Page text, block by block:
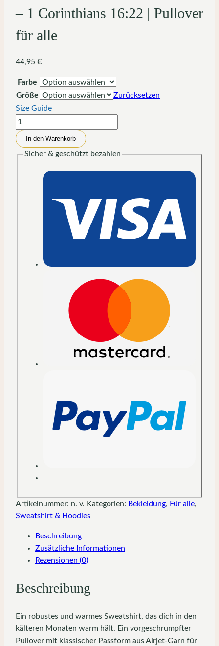
– 1 Corinthians 16:22 | Pullover
für alle
44,95 €
Farbe
Größe
Zurücksetzen
Size Guide
Maranatha
The
King
is
In den Warenkorb
Sicher & geschützt bezahlen
Artikelnummer: n. v. Kategorien: Bekleidung, Für alle,
Sweatshirt & Hoodies
Beschreibung
Zusätzliche Informationen
Rezensionen (0)
Beschreibung
Ein robustes und warmes Sweatshirt, das dich in den
kälteren Monaten warm hält. Ein vorgeschrumpfter
Pullover mit klassischer Passform aus Airjet-Garn für